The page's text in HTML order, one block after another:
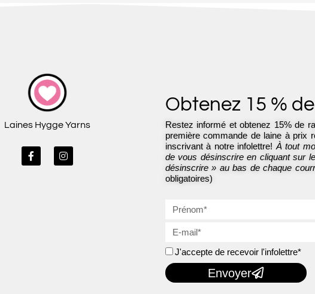
Laines Hygge Yarns
F
a
I
n
Obtenez 15 %
Restez informé et obtenez 15% de
première commande de laine à prix
inscrivant à notre infolettre! À tout
de vous désinscrire en cliquant sur
désinscrire » au bas de chaque
obligatoires)
J'accepte de recevoir l'infolettre*
Envoyer